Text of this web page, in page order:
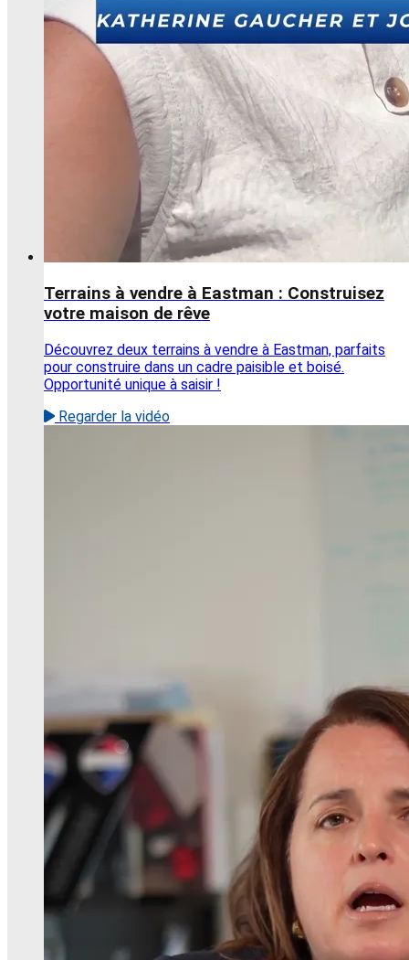
Terrains à vendre à Eastman : Construisez
votre maison de rêve
Découvrez deux terrains à vendre à Eastman, parfaits
pour construire dans un cadre paisible et boisé.
Opportunité unique à saisir !
Regarder la vidéo